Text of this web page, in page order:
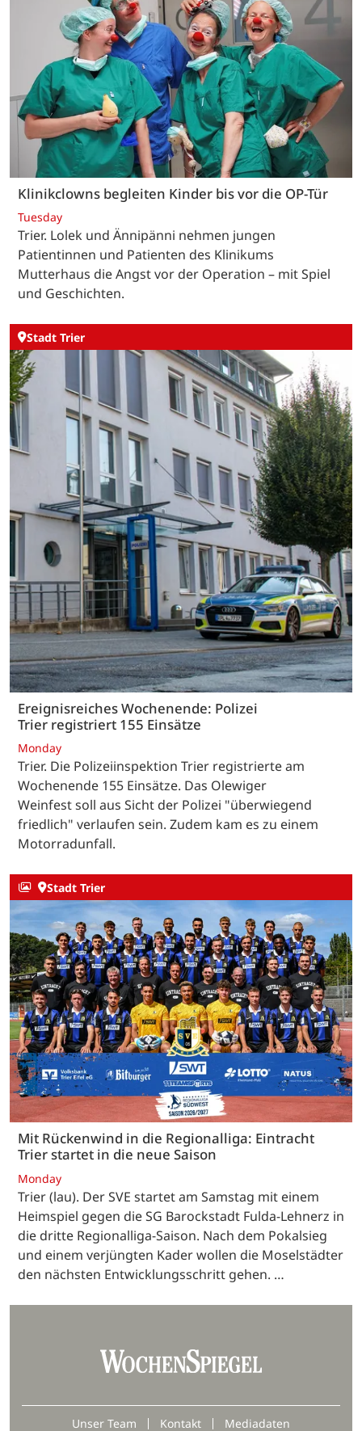
Klinikclowns begleiten Kinder bis vor die OP-Tür
Tuesday
Trier. Lolek und Ännipänni nehmen jungen
Patientinnen und Patienten des Klinikums
Mutterhaus die Angst vor der Operation – mit Spiel
und Geschichten.
Stadt Trier
Ereignisreiches Wochenende: Polizei
Trier registriert 155 Einsätze
Monday
Trier. Die Polizeiinspektion Trier registrierte am
Wochenende 155 Einsätze. Das Olewiger
Weinfest soll aus Sicht der Polizei "überwiegend
friedlich" verlaufen sein. Zudem kam es zu einem
Motorradunfall.
Stadt Trier
Mit Rückenwind in die Regionalliga: Eintracht
Trier startet in die neue Saison
Monday
Trier (lau). Der SVE startet am Samstag mit einem
Heimspiel gegen die SG Barockstadt Fulda-Lehnerz in
die dritte Regionalliga-Saison. Nach dem Pokalsieg
und einem verjüngten Kader wollen die Moselstädter
den nächsten Entwicklungsschritt gehen. …
Unser Team Kontakt Mediadaten